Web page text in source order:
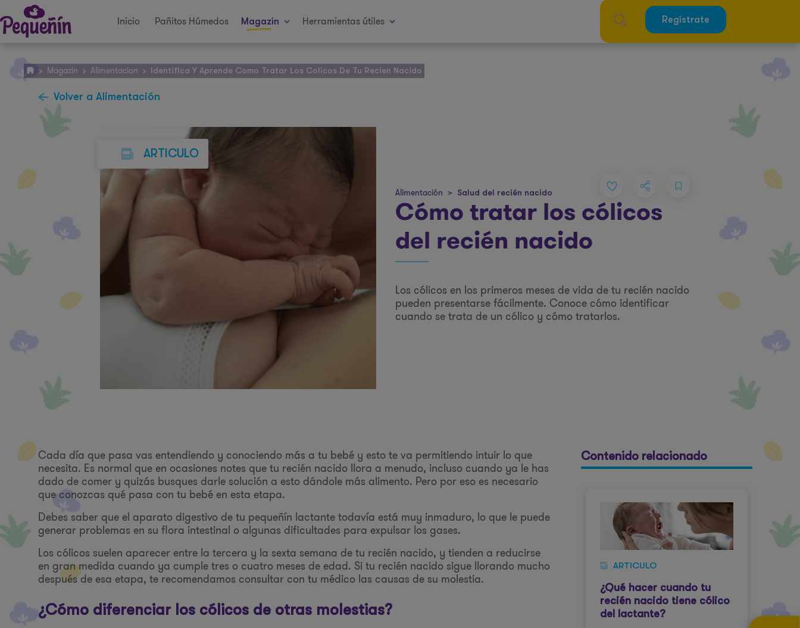
Inicio Pañitos Húmedos Magazín Herramientas útiles Regístrate
> Magazin > Alimentacion > Identifica Y Aprende Como Tratar Los Colicos De Tu Recien Nacido
Volver a Alimentación
ARTICULO
Alimentación > Salud del recién nacido
Cómo tratar los cólicos
del recién nacido
Los cólicos en los primeros meses de vida de tu recién nacido
pueden presentarse fácilmente. Conoce cómo identificar
cuando se trata de un cólico y cómo tratarlos.
Cada día que pasa vas entendiendo y conociendo más a tu bebé y esto te va permitiendo intuir lo que
necesita. Es normal que en ocasiones notes que tu recién nacido llora a menudo, incluso cuando ya le has
dado de comer y quizás busques darle solución a esto dándole más alimento. Pero por eso es necesario
que conozcas qué pasa con tu bebé en esta etapa.
Debes saber que el aparato digestivo de tu pequeñín lactante todavía está muy inmaduro, lo que le puede
generar problemas en su flora intestinal o algunas dificultades para expulsar los gases.
Los cólicos suelen aparecer entre la tercera y la sexta semana de tu recién nacido, y tienden a reducirse
en gran medida cuando ya cumple tres o cuatro meses de edad. Si tu recién nacido sigue llorando mucho
después de esa etapa, te recomendamos consultar con tu médico las causas de su molestia.
¿Cómo diferenciar los cólicos de otras molestias?
Contenido relacionado
ARTICULO
¿Qué hacer cuando tu
recién nacido tiene cólico
del lactante?